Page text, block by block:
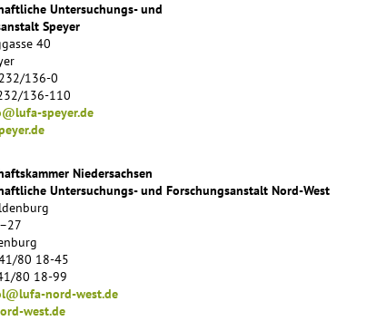
Untersuchungs- und
Speyer
40
136-0
136-110
speyer.de
Niedersachsen
Untersuchungs- und Forschungsanstalt Nord-West
80 18-45
80 18-99
nord-west.de
west.de